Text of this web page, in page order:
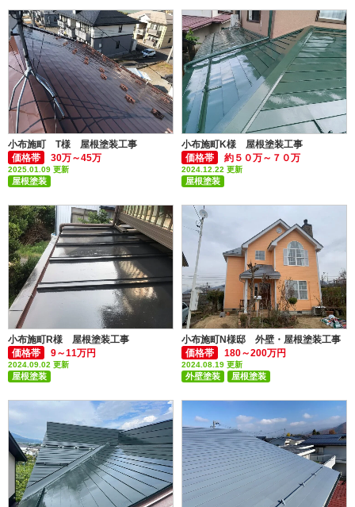
小布施町 T様 屋根塗装工事
価格帯
30万～45万
2025.01.09 更新
屋根塗装
小布施町K様 屋根塗装工事
価格帯
約５０万～７０万
2024.12.22 更新
屋根塗装
小布施町R様 屋根塗装工事
価格帯
9～11万円
2024.09.02 更新
屋根塗装
小布施町N様邸 外壁・屋根塗装工事
価格帯
180～200万円
2024.08.19 更新
外壁塗装 屋根塗装